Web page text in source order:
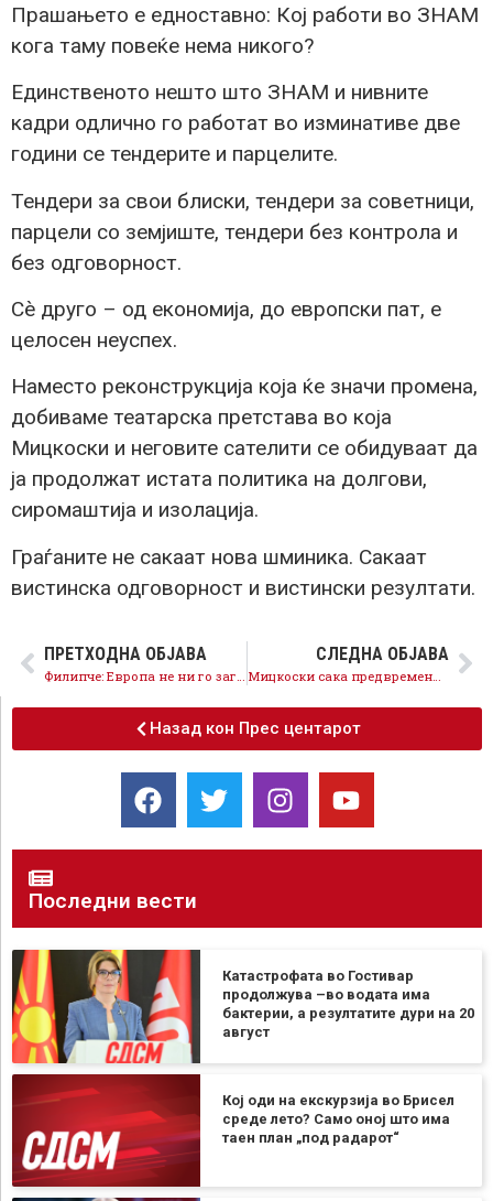
Прашањето е едноставно: Кој работи во ЗНАМ
кога таму повеќе нема никого?
Единственото нешто што ЗНАМ и нивните
кадри одлично го работат во изминативе две
години се тендерите и парцелите.
Тендери за свои блиски, тендери за советници,
парцели со земјиште, тендери без контрола и
без одговорност.
Сè друго – од економија, до европски пат, е
целосен неуспех.
Наместо реконструкција која ќе значи промена,
добиваме театарска претстава во која
Мицкоски и неговите сателити се обидуваат да
ја продолжат истата политика на долгови,
сиромаштија и изолација.
Граѓаните не сакаат нова шминика. Сакаат
вистинска одговорност и вистински резултати.
ПРЕТХОДНА ОБЈАВА
Филипче: Европа не ни го загрозува македонскиот идентитет, тоа е најголемата лага на Мицкоски
СЛЕДНА ОБЈАВА
Мицкоски сака предвремени избори, но нема алиби од опозицијата
Назад кон Прес центарот
Последни вести
Катастрофата во Гостивар
продолжува –во водата има
бактерии, а резултатите дури на 20
август
Кој оди на екскурзија во Брисел
среде лето? Само оној што има
таен план „под радарот“